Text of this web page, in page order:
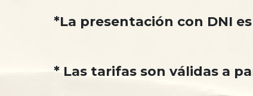
*La presentación con DNI
* Las tarifas son válidas a